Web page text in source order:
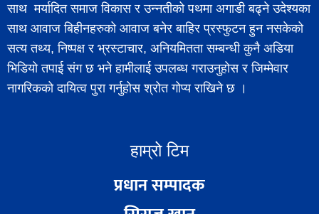
साथ मर्यादित समाज विकास र उन्नतीको पथमा अगाडी बढ्ने उदेश्यका
साथ आवाज बिहीनहरुको आवाज बनेर बाहिर प्रस्फुटन हुन नसकेको
सत्य तथ्य, निष्पक्ष र भ्रस्टाचार, अनियमितता सम्बन्धी कुनै अडिया
भिडियो तपाई संग छ भने हामीलाई उपलब्ध गराउनुहोस र जिम्मेवार
नागरिकको दायित्व पुरा गर्नुहोस श्रोत गोप्य राखिने छ ।
हाम्रो टिम
प्रधान सम्पादक